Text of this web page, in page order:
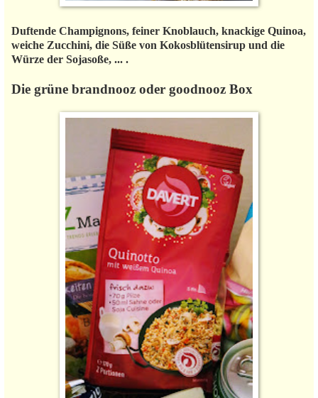
Duftende Champignons, feiner Knoblauch, knackige Quinoa,
weiche Zucchini, die Süße von Kokosblütensirup und die
Würze der Sojasoße, ... .
Die grüne brandnooz oder goodnooz Box